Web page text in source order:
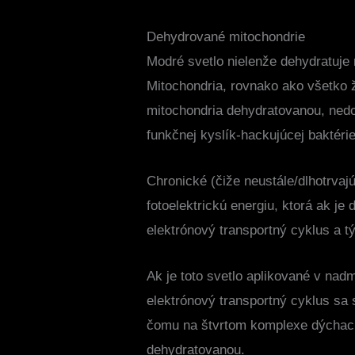
Dehydrované mitochondrie
Modré svetlo nielenže
Mitochondria, rovnako ako všetko
mitochondria dehydratovanou,
funkčnej kyslík-hackujúcej
Chronické (čiže neustále/
fotoelektrickú energiu, ktorá ak je
elektrónový transportný cyklus a
Ak je toto svetlo aplikované v
elektrónový transportný cyklus sa
čomu na štvrtom komplexe
dehydratovanou.